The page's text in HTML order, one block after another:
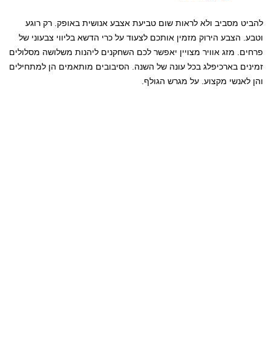
להביט מסביב ולא לראות שום טביעת אצבע אנושית באופק. רק רוגע
וטבע. הצבע הירוק מזמין אותכם לצעוד על כרי הדשא בליווי צבעוני של
פרחים. מזג אוויר מצויין יאפשר לכם השחקנים ליהנות משלושה מסלולים
זמינים בארכיפלג בכל עונה של השנה. הסיבובים מותאמים הן למתחילים
והן לאנשי מקצוע. על מגרש הגולף.